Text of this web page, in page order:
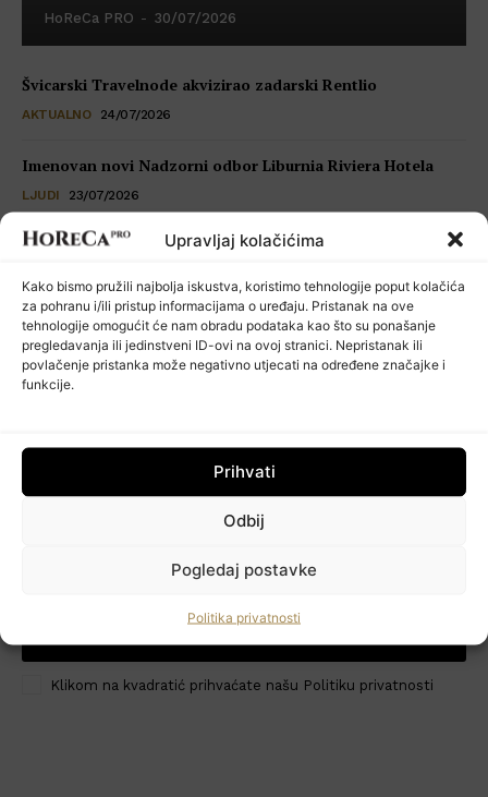
HoReCa PRO
Upravljaj kolačićima
Kako bismo pružili najbolja iskustva, koristimo tehnologije poput kolačića
za pohranu i/ili pristup informacijama o uređaju. Pristanak na ove
tehnologije omogućit će nam obradu podataka kao što su ponašanje
pregledavanja ili jedinstveni ID-ovi na ovoj stranici. Nepristanak ili
povlačenje pristanka može negativno utjecati na određene značajke i
funkcije.
Prihvati
Odbij
Pogledaj postavke
Politika privatnosti
HoReCa PRO - 30/07/2026
Švicarski Travelnode akvizirao zadarski Rentlio
AKTUALNO 24/07/2026
Imenovan novi Nadzorni odbor Liburnia Riviera Hotela
LJUDI 23/07/2026
Restoran Tomassino osvojio četiri prestižne nagrade Haute
VIJESTI 23/07/2026
Kuhinja koja šuti: seksualno uznemiravanje kao operativni
problem
POSLOVNI SAVJETI
Klikom na kvadratić prihvaćate našu Politiku privatnosti